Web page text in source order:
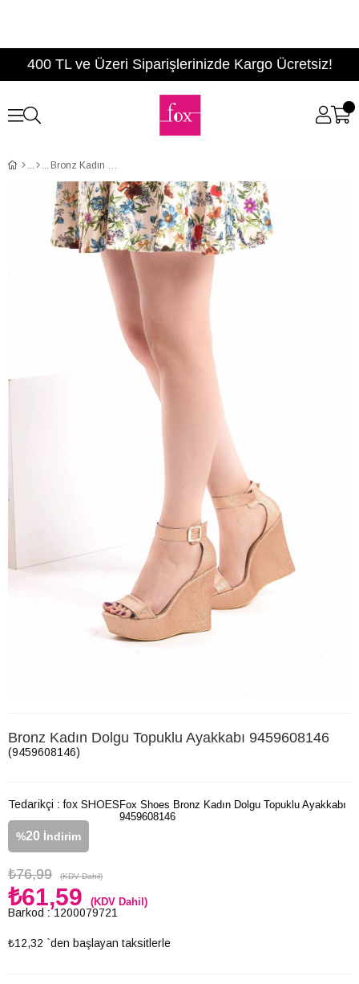
400 TL ve Üzeri Siparişlerinizde Kargo Ücretsiz!
Bronz Kadın Dolgu Topuklu Ayakkabı 9459608146
Bronz Kadın Dolgu Topuklu Ayakkabı 9459608146
(9459608146)
Tedarikçi : fox SHOES
%20 İndirim
₺76,99 (KDV Dahil)
₺61,59 (KDV Dahil)
Barkod : 1200079721
₺12,32 `den başlayan taksitlerle
Fox Shoes Bronz Kadın Dolgu Topuklu Ayakkabı
9459608146